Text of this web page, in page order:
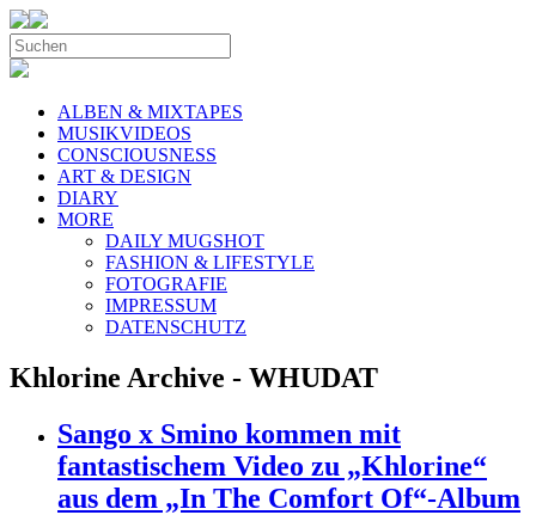
ALBEN & MIXTAPES
MUSIKVIDEOS
CONSCIOUSNESS
ART & DESIGN
DIARY
MORE
DAILY MUGSHOT
FASHION & LIFESTYLE
FOTOGRAFIE
IMPRESSUM
DATENSCHUTZ
Khlorine Archive - WHUDAT
Sango x Smino kommen mit
fantastischem Video zu „Khlorine“
aus dem „In The Comfort Of“-Album